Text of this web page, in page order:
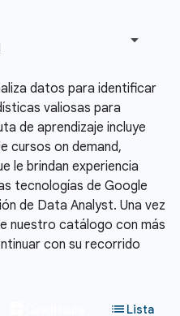
datos para identificar
valiosas para
de aprendizaje incluye
cursos on demand,
le brindan experiencia
tecnologías de Google
de Data Analyst. Una vez
nuestro catálogo con más
con su recorrido